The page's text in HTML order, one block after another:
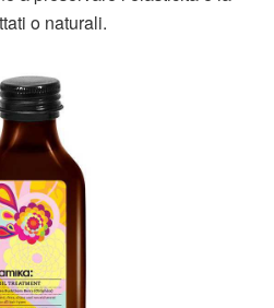
o naturali.